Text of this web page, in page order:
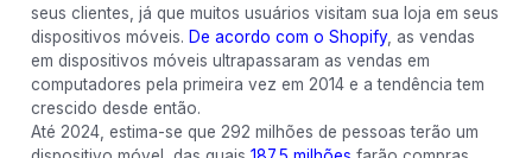
seus clientes, já que muitos usuários visitam sua loja em seus
dispositivos móveis. De acordo com o Shopify, as vendas
em dispositivos móveis ultrapassaram as vendas em
computadores pela primeira vez em 2014 e a tendência tem
crescido desde então.
Até 2024, estima-se que 292 milhões de pessoas terão um